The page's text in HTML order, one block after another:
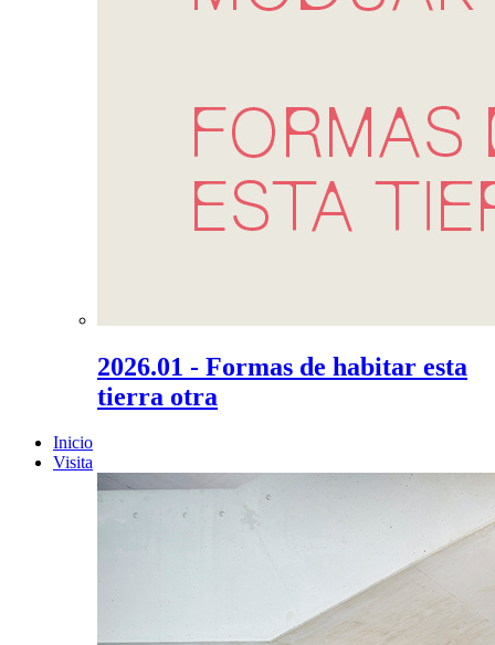
2026.01 - Formas de habitar esta
tierra otra
Inicio
Visita